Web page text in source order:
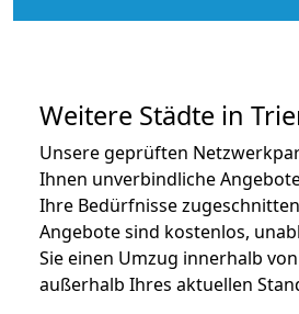
Weitere Städte in
Unsere geprüften
Ihnen unverbindliche
Ihre Bedürfnisse
Angebote sind kostenlos,
Sie einen Umzug innerhalb
außerhalb Ihres aktuellen